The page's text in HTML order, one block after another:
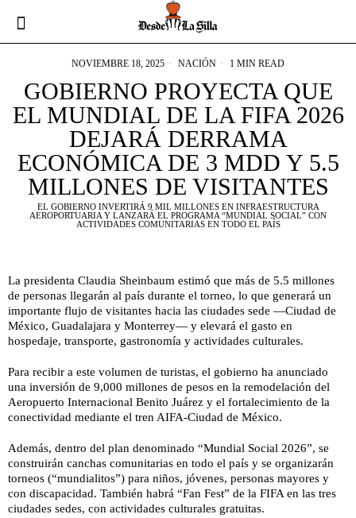
NOVIEMBRE 18, 2025 NACIÓN 1 MIN READ
GOBIERNO PROYECTA QUE
EL MUNDIAL DE LA FIFA 2026
DEJARÁ DERRAMA
ECONÓMICA DE 3 MDD Y 5.5
MILLONES DE VISITANTES
EL GOBIERNO INVERTIRÁ 9 MIL MILLONES EN INFRAESTRUCTURA
AEROPORTUARIA Y LANZARÁ EL PROGRAMA “MUNDIAL SOCIAL” CON
ACTIVIDADES COMUNITARIAS EN TODO EL PAÍS
La presidenta Claudia Sheinbaum estimó que más de 5.5 millones
de personas llegarán al país durante el torneo, lo que generará un
importante flujo de visitantes hacia las ciudades sede —Ciudad de
México, Guadalajara y Monterrey— y elevará el gasto en
hospedaje, transporte, gastronomía y actividades culturales.
Para recibir a este volumen de turistas, el gobierno ha anunciado
una inversión de 9,000 millones de pesos en la remodelación del
Aeropuerto Internacional Benito Juárez y el fortalecimiento de la
conectividad mediante el tren AIFA-Ciudad de México.
Además, dentro del plan denominado “Mundial Social 2026”, se
construirán canchas comunitarias en todo el país y se organizarán
torneos (“mundialitos”) para niños, jóvenes, personas mayores y
con discapacidad. También habrá “Fan Fest” de la FIFA en las tres
ciudades sedes, con actividades culturales gratuitas.